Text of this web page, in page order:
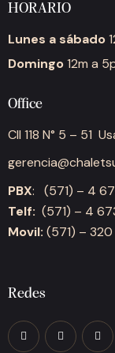
HORARIO
Lunes a sábado
Domingo12m a
Office
Cll 118 N° 5 – 51
PBX: (571) – 4
Telf: (571) – 4
Movil: (571) –
Redes